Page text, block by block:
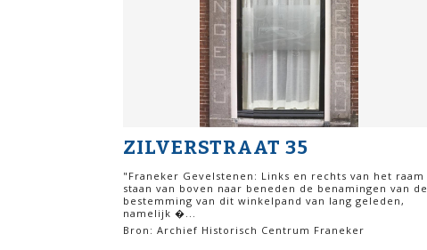
ZILVERSTRAAT 35
"Franeker Gevelstenen: Links en rechts van het raam
staan van boven naar beneden de benamingen van de
bestemming van dit winkelpand van lang geleden,
namelijk �...
Bron: Archief Historisch Centrum Franeker